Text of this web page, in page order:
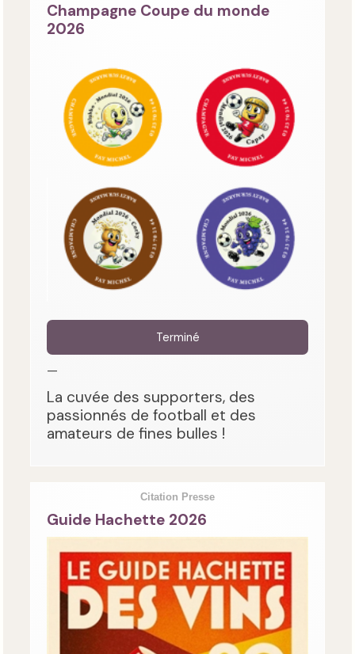
Champagne Coupe du monde
2026
Terminé
—
La cuvée des supporters, des
passionnés de football et des
amateurs de fines bulles !
Citation Presse
Guide Hachette 2026